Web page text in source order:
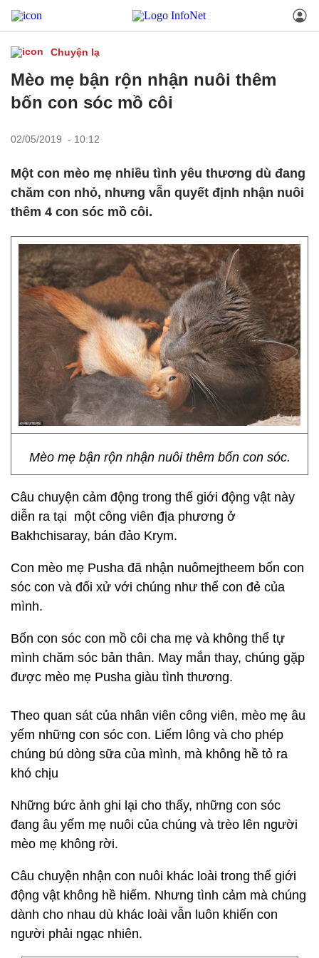
Chuyện lạ
Mèo mẹ bận rộn nhận nuôi thêm
bốn con sóc mồ côi
02/05/2019 - 10:12
Một con mèo mẹ nhiều tình yêu thương dù đang
chăm con nhỏ, nhưng vẫn quyết định nhận nuôi
thêm 4 con sóc mồ côi.
Mèo mẹ bận rộn nhận nuôi thêm bốn con sóc.
Câu chuyện cảm động trong thế giới động vật này
diễn ra tại một công viên địa phương ở
Bakhchisaray, bán đảo Krym.
Con mèo mẹ Pusha đã nhận nuômejtheem bốn con
sóc con và đối xử với chúng như thể con đẻ của
mình.
Bốn con sóc con mồ côi cha mẹ và không thể tự
mình chăm sóc bản thân. May mắn thay, chúng gặp
được mèo mẹ Pusha giàu tình thương.
Theo quan sát của nhân viên công viên, mèo mẹ âu
yếm những con sóc con. Liếm lông và cho phép
chúng bú dòng sữa của mình, mà không hề tỏ ra
khó chịu
Những bức ảnh ghi lại cho thấy, những con sóc
đang âu yếm mẹ nuôi của chúng và trèo lên người
mèo mẹ không rời.
Câu chuyện nhận con nuôi khác loài trong thế giới
động vật không hề hiếm. Nhưng tình cảm mà chúng
dành cho nhau dù khác loài vẫn luôn khiến con
người phải ngạc nhiên.